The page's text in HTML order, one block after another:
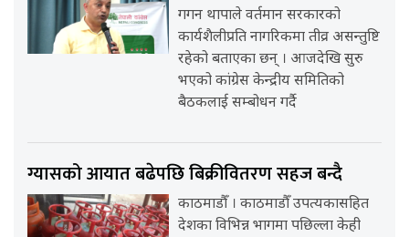
गगन थापाले वर्तमान सरकारको
कार्यशैलीप्रति नागरिकमा तीव्र असन्तुष्टि
रहेको बताएका छन् । आजदेखि सुरु
भएको कांग्रेस केन्द्रीय समितिको
बैठकलाई सम्बोधन गर्दै
ग्यासको आयात बढेपछि बिक्रीवितरण सहज बन्दै
काठमाडौँ । काठमाडौँ उपत्यकासहित
देशका विभिन्न भागमा पछिल्ला केही